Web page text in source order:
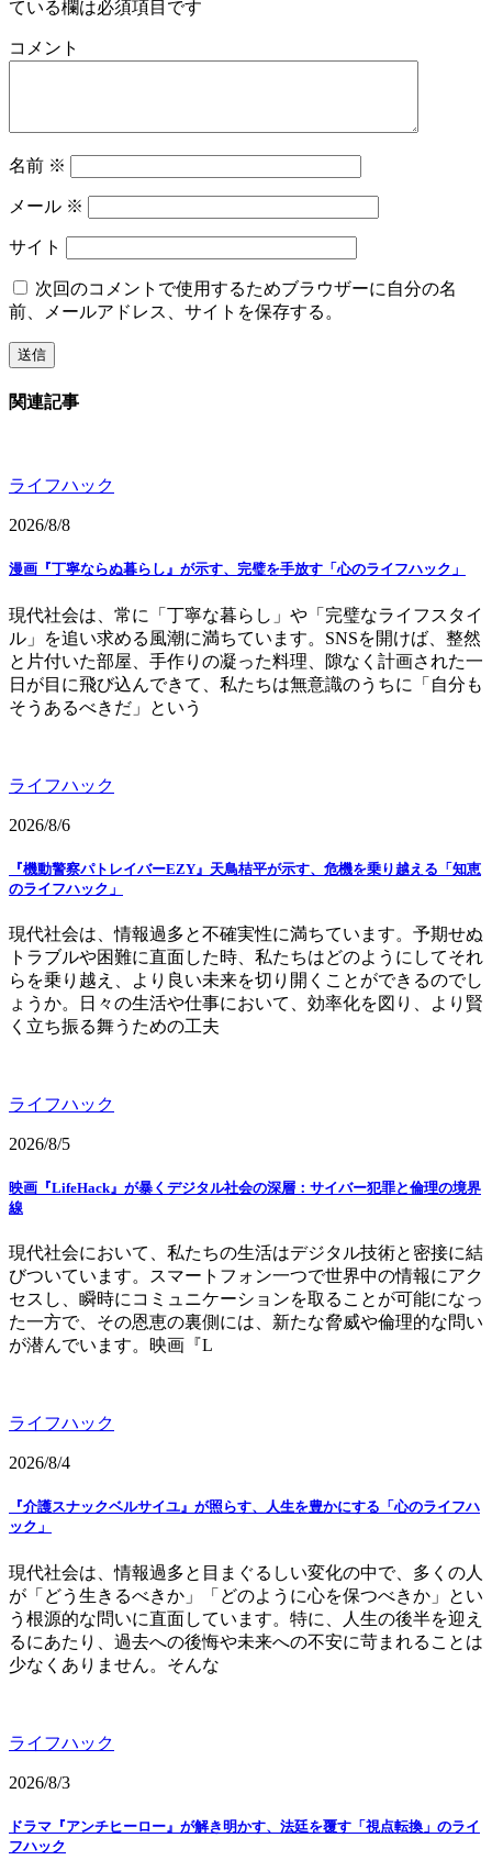
ている欄は必須項目です
コメント
名前 ※
メール ※
サイト
次回のコメントで使用するためブラウザーに自分の名
前、メールアドレス、サイトを保存する。
関連記事
ライフハック
2026/8/8
漫画『丁寧ならぬ暮らし』が示す、完璧を手放す「心のライフハック」
現代社会は、常に「丁寧な暮らし」や「完璧なライフスタイ
ル」を追い求める風潮に満ちています。SNSを開けば、整然
と片付いた部屋、手作りの凝った料理、隙なく計画された一
日が目に飛び込んできて、私たちは無意識のうちに「自分も
そうあるべきだ」という
ライフハック
2026/8/6
『機動警察パトレイバーEZY』天鳥桔平が示す、危機を乗り越える「知恵
のライフハック」
現代社会は、情報過多と不確実性に満ちています。予期せぬ
トラブルや困難に直面した時、私たちはどのようにしてそれ
らを乗り越え、より良い未来を切り開くことができるのでし
ょうか。日々の生活や仕事において、効率化を図り、より賢
く立ち振る舞うための工夫
ライフハック
2026/8/5
映画『LifeHack』が暴くデジタル社会の深層：サイバー犯罪と倫理の境界
線
現代社会において、私たちの生活はデジタル技術と密接に結
びついています。スマートフォン一つで世界中の情報にアク
セスし、瞬時にコミュニケーションを取ることが可能になっ
た一方で、その恩恵の裏側には、新たな脅威や倫理的な問い
が潜んでいます。映画『L
ライフハック
2026/8/4
『介護スナックベルサイユ』が照らす、人生を豊かにする「心のライフハ
ック」
現代社会は、情報過多と目まぐるしい変化の中で、多くの人
が「どう生きるべきか」「どのように心を保つべきか」とい
う根源的な問いに直面しています。特に、人生の後半を迎え
るにあたり、過去への後悔や未来への不安に苛まれることは
少なくありません。そんな
ライフハック
2026/8/3
ドラマ『アンチヒーロー』が解き明かす、法廷を覆す「視点転換」のライ
フハック